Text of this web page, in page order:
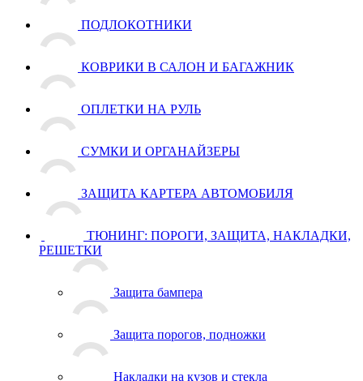
ПОДЛОКОТНИКИ
КОВРИКИ В САЛОН И БАГАЖНИК
ОПЛЕТКИ НА РУЛЬ
СУМКИ И ОРГАНАЙЗЕРЫ
ЗАЩИТА КАРТЕРА АВТОМОБИЛЯ
ТЮНИНГ: ПОРОГИ, ЗАЩИТА, НАКЛАДКИ,
РЕШЕТКИ
Защита бампера
Защита порогов, подножки
Накладки на кузов и стекла